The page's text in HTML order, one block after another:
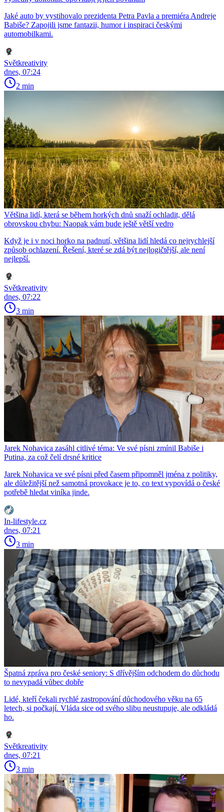
Jaké auto by vystihovalo prezidenta Petra Pavla a premiéra Andreje
Babiše? Zapojili jsme fantazii, humor i inspiraci českými
automobilkami.
Světkreativity
dnes, 07:24
2 min
Většina lidí, která se během horkých dnů snaží ochladit, dělá
obrovskou chybu: Naopak vám bude ještě větší vedro
Když je i v noci horko na padnutí, většina lidí hledá co nejrychlejší
způsob ochlazení. Řešení, které se zdá být nejlogičtější, ale není
nejlepší.
Světkreativity
dnes, 07:22
3 min
Jarek Nohavica zasáhl citlivé téma: Ve své písni zmínil Babiše i
Putina, za což čelí drsné kritice
Jarek Nohavica ve své písni před časem připomněl jména z politiky,
ale důležitější než samotná provokace je to, co text vypovídá o české
potřebě hledat viníka jinde.
In-lifestyle.cz
dnes, 07:21
3 min
Špatná zpráva pro české seniory: S dřívějším odchodem do důchodu
to nevypadá vůbec dobře
Lidé, kteří čekali rychlé zastropování důchodového věku na 65
letech, si počkají. Vláda sice od svého slibu neustupuje, ale odkládá
ho.
Světkreativity
dnes, 07:21
3 min